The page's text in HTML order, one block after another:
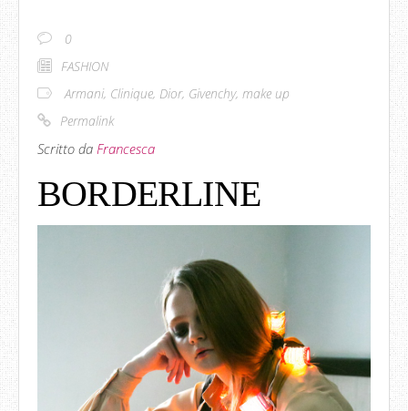
0
FASHION
Armani, Clinique, Dior, Givenchy, make up
Permalink
Scritto da Francesca
BORDERLINE